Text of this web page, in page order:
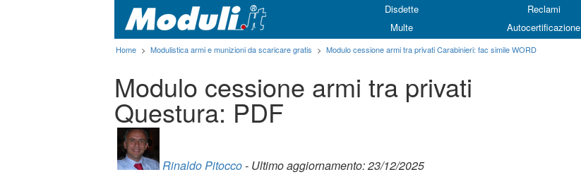
Disdette
Reclami
Multe
Autocertificazione
Home > Modulistica armi e munizioni da scaricare gratis > Modulo cessione armi tra privati Carabinieri: fac simile WORD
Modulo cessione armi tra privati
Questura: PDF
Rinaldo Pitocco- Ultimo aggiornamento: 23/12/2025